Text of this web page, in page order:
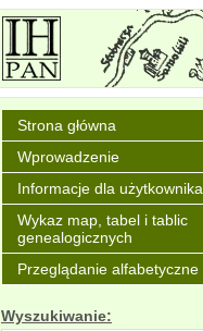
Strona główna
Wprowadzenie
Informacje dla użytkownika
Wykaz map, tabel i tablic
genealogicznych
Przeglądanie alfabetyczne
Wyszukiwanie: